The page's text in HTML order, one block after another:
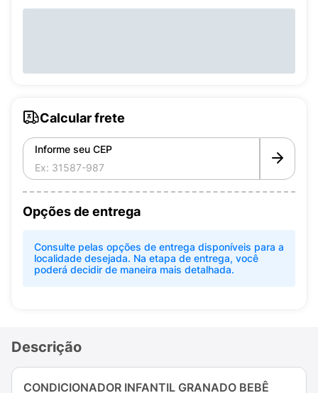
Calcular frete
Informe seu CEP
Opções de entrega
Consulte pelas opções de entrega disponíveis para a
localidade desejada. Na etapa de entrega, você
poderá decidir de maneira mais detalhada.
Descrição
CONDICIONADOR INFANTIL GRANADO BEBÊ